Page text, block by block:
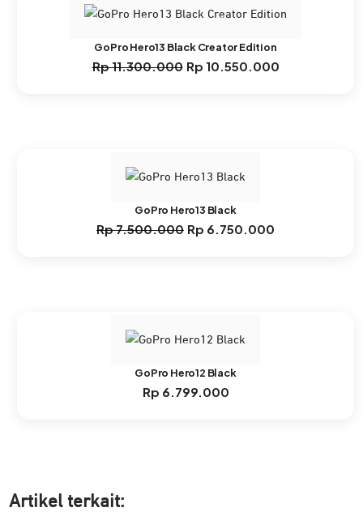
GoPro Hero13 Black Creator Edition
Rp11.300.000 Harga
Rp 10.550.000Harga
GoPro Hero13 Black
Rp7.500.000 Harga
Rp 6.750.000
GoPro Hero12 Black
Rp 6.799.000
Artikel terkait: